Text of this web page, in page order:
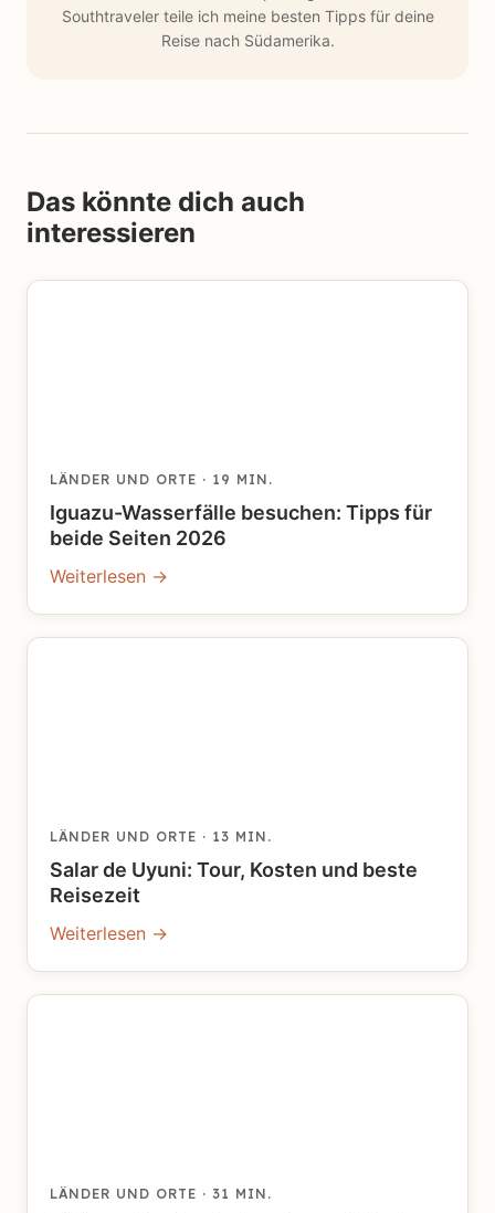
Southtraveler teile ich meine besten Tipps für deine
Reise nach Südamerika.
Das könnte dich auch
interessieren
LÄNDER UND ORTE · 19 MIN.
Iguazu-Wasserfälle besuchen: Tipps für
beide Seiten 2026
Weiterlesen →
LÄNDER UND ORTE · 13 MIN.
Salar de Uyuni: Tour, Kosten und beste
Reisezeit
Weiterlesen →
LÄNDER UND ORTE · 31 MIN.